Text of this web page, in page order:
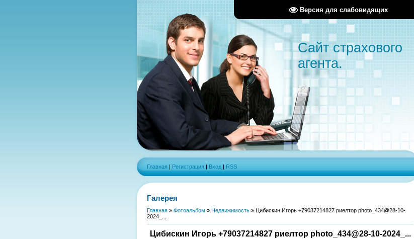
Версия для слабовидящих
Сайт страхового
агента.
Главная | Регистрация | Вход | RSS
Галерея
Главная » Фотоальбом » Недвижимость » Цибискин Игорь +79037214827 риелтор photo_434@28-10-
2024_...
Цибискин Игорь +79037214827 риелтор photo_434@28-10-2024_...